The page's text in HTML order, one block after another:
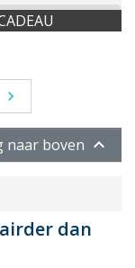
Volgende

naar boven 
dan